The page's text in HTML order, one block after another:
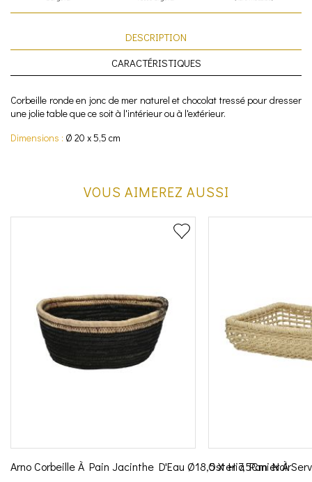
DESCRIPTION
CARACTÉRISTIQUES
Corbeille ronde en jonc de mer naturel et chocolat tressé pour dresser
une jolie table que ce soit à l'intérieur ou à l'extérieur.
Dimensions : Ø 20 x 5,5 cm
VOUS AIMEREZ AUSSI
Arno Corbeille À Pain Jacinthe D'Eau Ø18,5 X H 7,5Cm Noir
Osteria Panier À